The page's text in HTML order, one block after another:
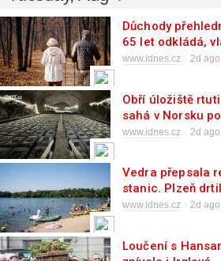
Důchody
65 let odkládá,
příspěvek
www.idnes.cz 2d ago
Obří úložiště
sahá v Norsku
zakázkách
www.idnes.cz 2d ago
Vedra přepsala
stanic. Plzeň
www.idnes.cz 2d ago
Loučení s